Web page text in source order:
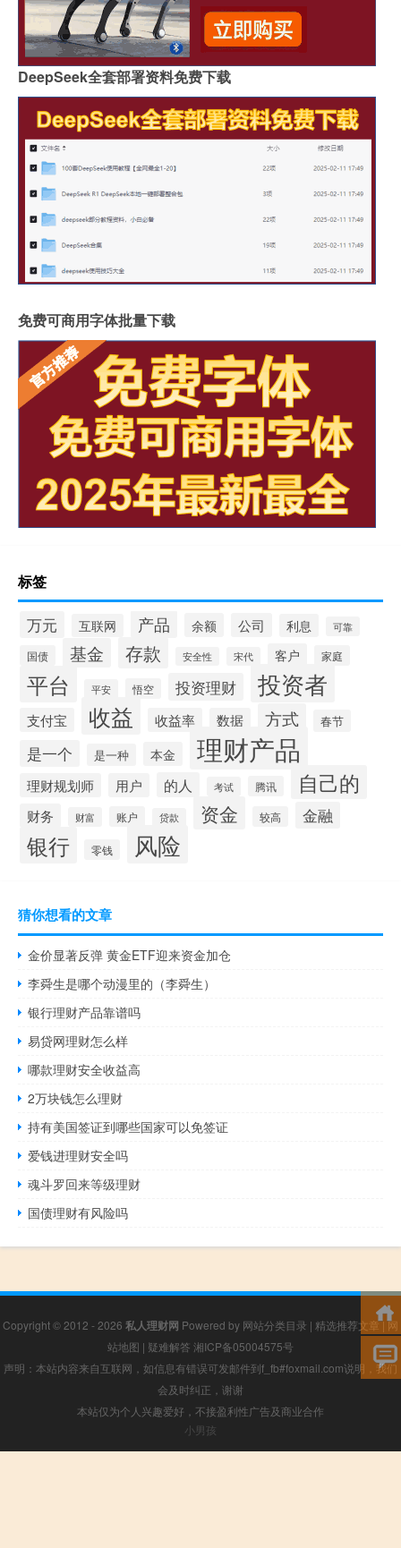
DeepSeek全套部署资料免费下载
免费可商用字体批量下载
标签
万元 互联网 产品 余额 公司 利息 可靠
国债 基金 存款 安全性 宋代 客户 家庭
平台 平安 悟空 投资理财 投资者
支付宝 收益 收益率 数据 方式 春节
是一个 是一种 本金 理财产品
理财规划师 用户 的人 考试 腾讯 自己的
财务 财富 账户 贷款 资金 较高 金融
银行 零钱 风险
猜你想看的文章
金价显著反弹 黄金ETF迎来资金加仓
李舜生是哪个动漫里的（李舜生）
银行理财产品靠谱吗
易贷网理财怎么样
哪款理财安全收益高
2万块钱怎么理财
持有美国签证到哪些国家可以免签证
爱钱进理财安全吗
魂斗罗回来等级理财
国债理财有风险吗
Copyright © 2012 - 2026 私人理财网 Powered by 网站分类目录 | 精选推荐文章|网
站地图 | 疑难解答 湘ICP备05004575号
声明：本站内容来自互联网，如信息有错误可发邮件到f_fb#foxmail.com说明，我们
会及时纠正，谢谢
本站仅为个人兴趣爱好，不接盈利性广告及商业合作
小男孩